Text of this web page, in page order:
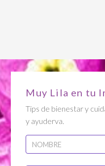
Muy Lila en tu
Tips de bienestar y
y ayuderva.